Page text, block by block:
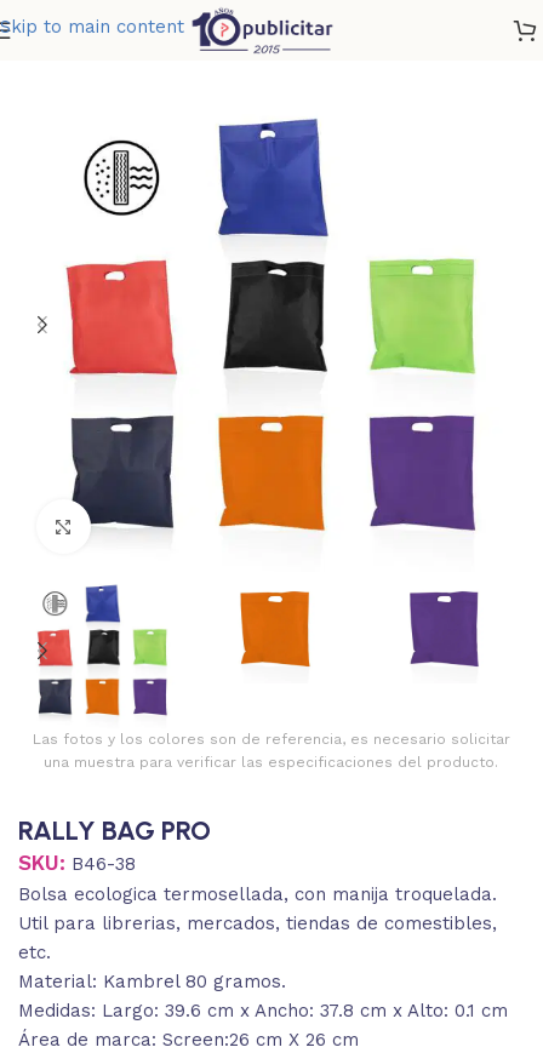
Skip to main content
RALLY BAG PRO
Clic para ampliar
Las fotos y los colores son de referencia, es necesario solicitar
una muestra para verificar las especificaciones del producto.
RALLY BAG PRO
SKU: B46-38
Bolsa ecologica termosellada, con manija troquelada.
Util para librerias, mercados, tiendas de comestibles,
etc.
Material: Kambrel 80 gramos.
Medidas: Largo: 39.6 cm x Ancho: 37.8 cm x Alto: 0.1 cm
Área de marca: Screen:26 cm X 26 cm